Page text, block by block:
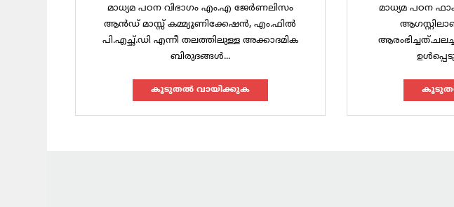
മാധ്യമ പഠന വിഭാഗം എം.എ ജേർണലിസം
ആൻഡ് മാസ്സ് കമ്മ്യൂണിക്കേഷൻ, എം.ഫിൽ
പി.എച്ഛ്.ഡി എന്നീ തലത്തിലുള്ള അക്കാദമിക
ബിരുദങ്ങൾ...
കൂടുതല്‍ വായിക്കുക
മാധ്യമ പഠന